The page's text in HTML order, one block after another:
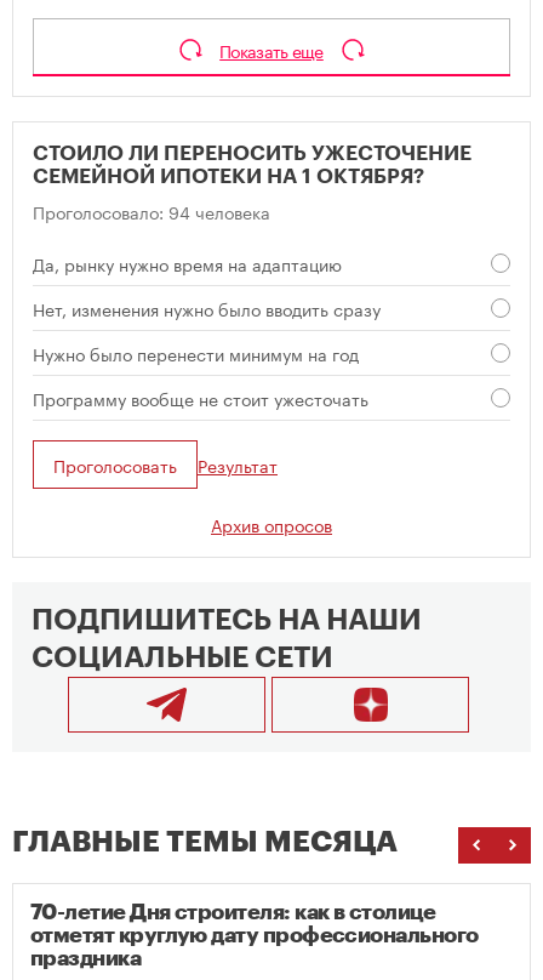
Показать еще
СТОИЛО ЛИ ПЕРЕНОСИТЬ УЖЕСТОЧЕНИЕ
СЕМЕЙНОЙ ИПОТЕКИ НА 1 ОКТЯБРЯ?
Проголосовало: 94 человека
Да, рынку нужно время на адаптацию
Нет, изменения нужно было вводить сразу
Нужно было перенести минимум на год
Программу вообще не стоит ужесточать
Проголосовать Результат
Архив опросов
ПОДПИШИТЕСЬ НА НАШИ
СОЦИАЛЬНЫЕ СЕТИ
ГЛАВНЫЕ ТЕМЫ МЕСЯЦА
70-летие Дня строителя: как в столице
отметят круглую дату профессионального
праздника